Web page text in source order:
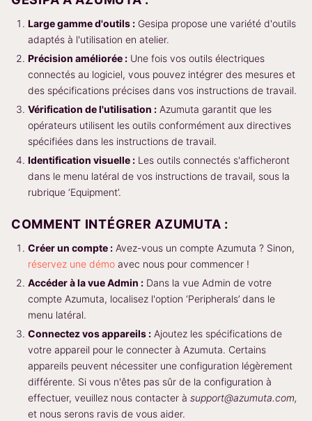
Large gamme d'outils : Gesipa propose une variété d'outils
adaptés à l'utilisation en atelier.
Précision améliorée : Une fois vos outils électriques
connectés au logiciel, vous pouvez intégrer des mesures et
des spécifications précises dans vos instructions de travail.
Vérification de l'utilisation : Azumuta garantit que les
opérateurs utilisent les outils conformément aux directives
spécifiées dans les instructions de travail.
Identification visuelle : Les outils connectés s'afficheront
dans le menu latéral de vos instructions de travail, sous la
rubrique ‘Equipment’.
COMMENT INTÉGRER AZUMUTA :
Créer un compte : Avez-vous un compte Azumuta ? Sinon,
réservez une démo avec nous pour commencer !
Accéder à la vue Admin : Dans la vue Admin de votre
compte Azumuta, localisez l'option ‘Peripherals’ dans le
menu latéral.
Connectez vos appareils : Ajoutez les spécifications de
votre appareil pour le connecter à Azumuta. Certains
appareils peuvent nécessiter une configuration légèrement
différente. Si vous n'êtes pas sûr de la configuration à
effectuer, veuillez nous contacter à support@azumuta.com,
et nous serons ravis de vous aider.